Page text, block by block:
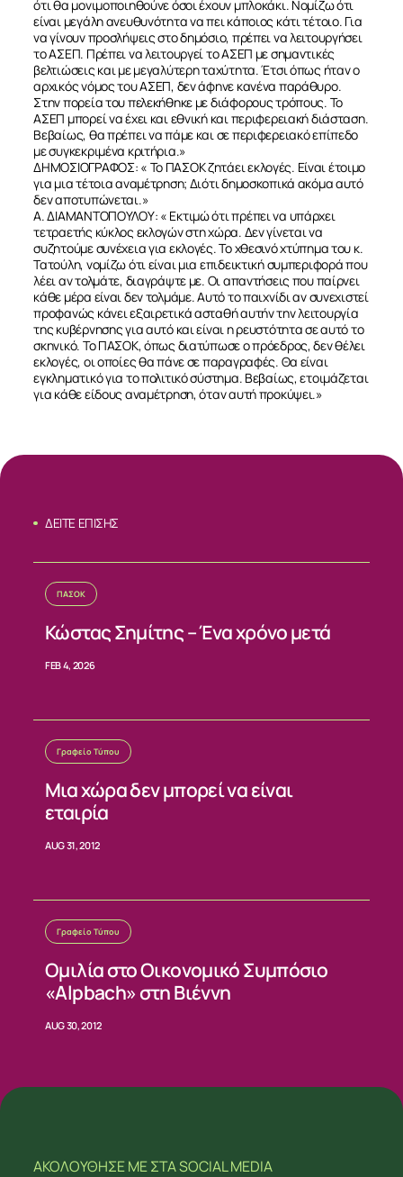
ότι θα μονιμοποιηθούνε όσοι έχουν μπλοκάκι. Νομίζω ότι
είναι μεγάλη ανευθυνότητα να πει κάποιος κάτι τέτοιο. Για
να γίνουν προσλήψεις στο δημόσιο, πρέπει να λειτουργήσει
το ΑΣΕΠ. Πρέπει να λειτουργεί το ΑΣΕΠ με σημαντικές
βελτιώσεις και με μεγαλύτερη ταχύτητα. Έτσι όπως ήταν ο
αρχικός νόμος του ΑΣΕΠ, δεν άφηνε κανένα παράθυρο.
Στην πορεία του πελεκήθηκε με διάφορους τρόπους. Το
ΑΣΕΠ μπορεί να έχει και εθνική και περιφερειακή διάσταση.
Βεβαίως, θα πρέπει να πάμε και σε περιφερειακό επίπεδο
με συγκεκριμένα κριτήρια.»
ΔΗΜΟΣΙΟΓΡΑΦΟΣ: « Το ΠΑΣΟΚ ζητάει εκλογές. Είναι έτοιμο
για μια τέτοια αναμέτρηση; Διότι δημοσκοπικά ακόμα αυτό
δεν αποτυπώνεται.»
Α. ΔΙΑΜΑΝΤΟΠΟΥΛΟΥ: « Εκτιμώ ότι πρέπει να υπάρχει
τετραετής κύκλος εκλογών στη χώρα. Δεν γίνεται να
συζητούμε συνέχεια για εκλογές. Το χθεσινό χτύπημα του κ.
Τατούλη, νομίζω ότι είναι μια επιδεικτική συμπεριφορά που
λέει αν τολμάτε, διαγράψτε με. Οι απαντήσεις που παίρνει
κάθε μέρα είναι δεν τολμάμε. Αυτό το παιχνίδι αν συνεχιστεί
προφανώς κάνει εξαιρετικά ασταθή αυτήν την λειτουργία
της κυβέρνησης για αυτό και είναι η ρευστότητα σε αυτό το
σκηνικό. Το ΠΑΣΟΚ, όπως διατύπωσε ο πρόεδρος, δεν θέλει
εκλογές, οι οποίες θα πάνε σε παραγραφές. Θα είναι
εγκληματικό για το πολιτικό σύστημα. Βεβαίως, ετοιμάζεται
για κάθε είδους αναμέτρηση, όταν αυτή προκύψει.»
ΔΕΙΤΕ ΕΠΙΣΗΣ
ΠΑΣΟΚ
Κώστας Σημίτης – Ένα χρόνο μετά
FEB 4, 2026
Γραφείο Τύπου
Μια χώρα δεν μπορεί να είναι
εταιρία
AUG 31, 2012
Γραφείο Τύπου
Ομιλία στο Οικονομικό Συμπόσιο
«Alpbach» στη Βιέννη
AUG 30, 2012
ΑΚΟΛΟΥΘΗΣΕ ΜΕΣΤΑ SOCIAL MEDIA